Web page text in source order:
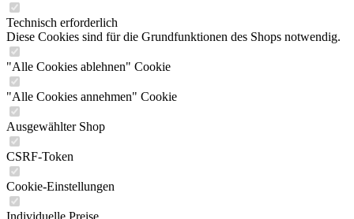
Technisch erforderlich
Diese Cookies sind für die Grundfunktionen des Shops notwendig.
"Alle Cookies ablehnen" Cookie
"Alle Cookies annehmen" Cookie
Ausgewählter Shop
CSRF-Token
Cookie-Einstellungen
Individuelle Preise